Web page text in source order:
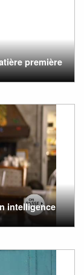
première
intelligence